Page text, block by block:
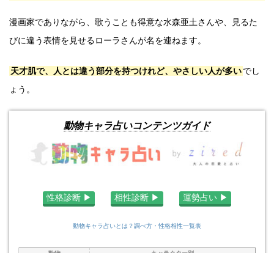
漫画家でありながら、歌うことも得意な水森亜土さんや、見るた
びに違う表情を見せるローラさんが名を連ねます。
天才肌で、人とは違う部分を持つけれど、やさしい人が多いでし
ょう。
動物キャラ占いコンテンツガイド
性格診断 ▶︎ 相性診断 ▶︎ 運勢占い ▶︎
動物キャラ占いとは？調べ方・性格相性一覧表